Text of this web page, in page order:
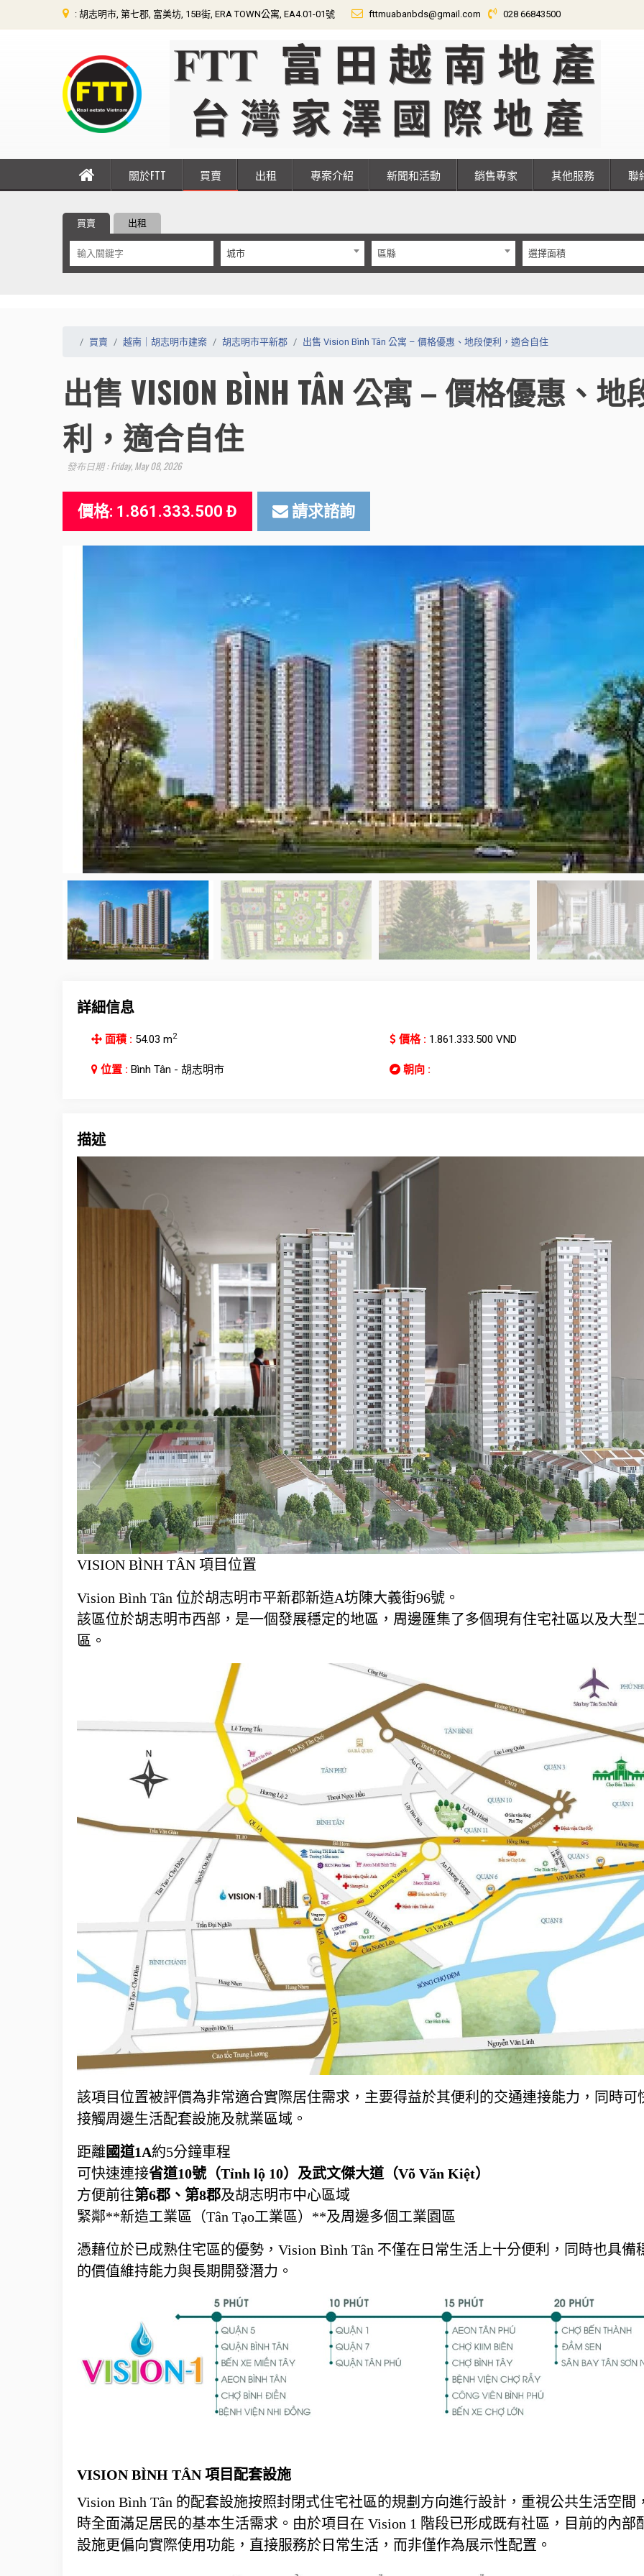
: 胡志明市, 第七郡, 富美坊, 15B街, ERA TOWN公寓, EA4.01-01號 fttmuabanbds@gmail.com 028 66843500
關於FTT 買賣 出租 專案介紹 新聞和活動 銷售專家 其他服務
買賣 出租
城市 區縣 選擇面積
買賣 越南｜胡志明市建案 胡志明市平新郡 出售 Vision Bình Tân 公寓 – 價格優惠、地段便利，適合自住
出售 VISION BÌNH TÂN 公寓 – 價格優惠、地
利，適合自住
發布日期 : Friday, May 08, 2026
價格: 1.861.333.500 Đ 請求諮詢
詳細信息
面積 : 54.03 m2 價格 : 1.861.333.500 VND
位置 : Bình Tân - 胡志明市 朝向 :
描述
VISION BÌNH TÂN 項目位置
Vision Bình Tân 位於胡志明市平新郡新造A坊陳大義街96號。
該區位於胡志明市西部，是一個發展穩定的地區，周邊匯集了多個現有住宅社區以及大型
區。
該項目位置被評價為非常適合實際居住需求，主要得益於其便利的交通連接能力，同時可
接觸周邊生活配套設施及就業區域。
距離國道1A約5分鐘車程
可快速連接省道10號（Tỉnh lộ 10） 及武文傑大道（Võ Văn Kiệt）
方便前往第6郡、第8郡及胡志明市中心區域
緊鄰**新造工業區（Tân Tạo工業區）**及周邊多個工業園區
憑藉位於已成熟住宅區的優勢，Vision Bình Tân 不僅在日常生活上十分便利，同時也具備
的價值維持能力與長期開發潛力。
VISION BÌNH TÂN 項目配套設施
Vision Bình Tân 的配套設施按照封閉式住宅社區的規劃方向進行設計，重視公共生活空間
時全面滿足居民的基本生活需求。由於項目在 Vision 1 階段已形成既有社區，目前的內部
設施更偏向實際使用功能，直接服務於日常生活，而非僅作為展示性配置。